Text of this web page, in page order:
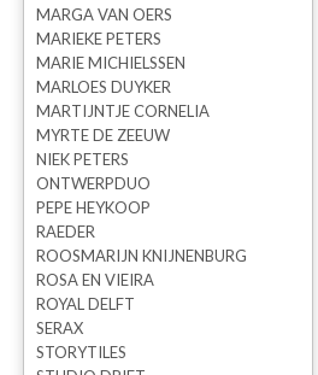
MARGA VAN OERS
MARIEKE PETERS
MARIE MICHIELSSEN
MARLOES DUYKER
MARTIJNTJE CORNELIA
MYRTE DE ZEEUW
NIEK PETERS
ONTWERPDUO
PEPE HEYKOOP
RAEDER
ROOSMARIJN KNIJNENBURG
ROSA EN VIEIRA
ROYAL DELFT
SERAX
STORYTILES